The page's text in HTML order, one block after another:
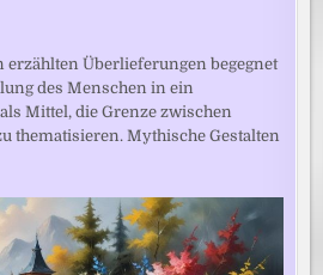
erzählten Überlieferungen begegnet
des Menschen in ein
Mittel, die Grenze zwischen
thematisieren. Mythische Gestalten